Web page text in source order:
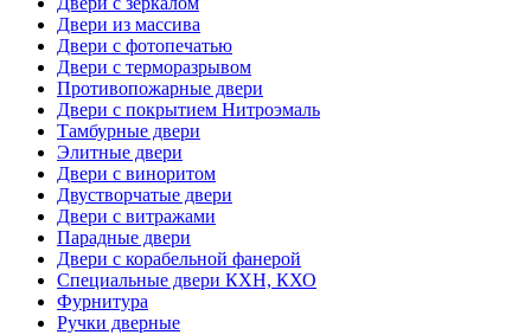
Двери из массива
Двери с фотопечатью
Двери с терморазрывом
Противопожарные двери
Двери с покрытием Нитроэмаль
Тамбурные двери
Элитные двери
Двери с виноритом
Двустворчатые двери
Двери с витражами
Парадные двери
Двери с корабельной фанерой
Специальные двери КХН, КХО
Фурнитура
Ручки дверные